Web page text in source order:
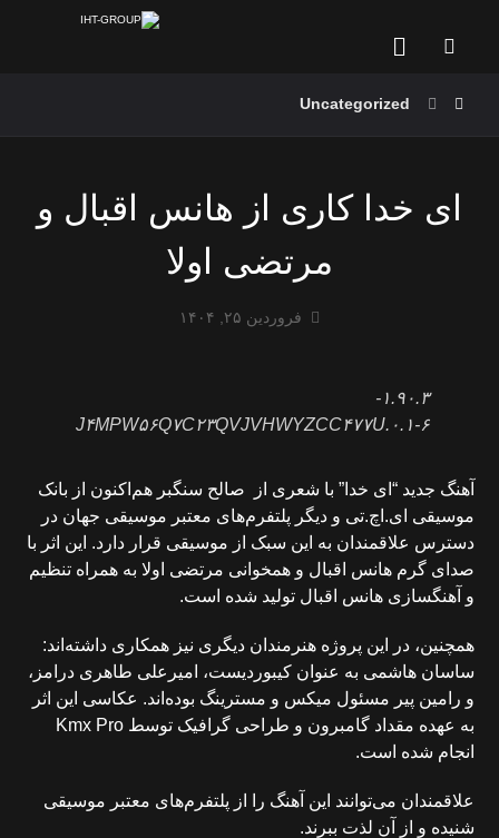
Uncategorized
ای خدا کاری از هانس اقبال و
مرتضی اولا
فروردین ۲۵, ۱۴۰۴
۱.۹۰.۳-
J۴MPW۵۶Q۷C۲۳QVJVHWYZCC۴۷۷U.۰.۱-۶
آهنگ جدید “ای خدا” با شعری از صالح سنگبر هم‌اکنون از بانک
موسیقی ای.اچ.تی و دیگر پلتفرم‌های معتبر موسیقی جهان در
دسترس علاقمندان به این سبک از موسیقی قرار دارد. این اثر با
صدای گرم هانس اقبال و همخوانی مرتضی اولا به همراه تنظیم
و آهنگسازی هانس اقبال تولید شده است.
همچنین، در این پروژه هنرمندان دیگری نیز همکاری داشته‌اند:
ساسان هاشمی به عنوان کیبوردیست، امیرعلی طاهری درامز،
و رامین پیر مسئول میکس و مسترینگ بوده‌اند. عکاسی این اثر
به عهده مقداد گامبرون و طراحی گرافیک توسط Kmx Pro
انجام شده است.
علاقمندان می‌توانند این آهنگ را از پلتفرم‌های معتبر موسیقی
شنیده و از آن لذت ببرند.